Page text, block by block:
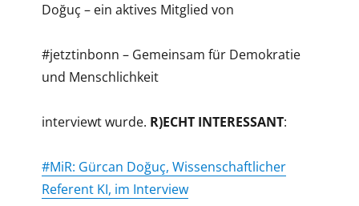
Doğuç – ein aktives Mitglied von
#jetztinbonn – Gemeinsam für Demokratie
und Menschlichkeit
interviewt wurde. R)ECHT INTERESSANT:
#MiR: Gürcan Doğuç, Wissenschaftlicher
Referent KI, im Interview